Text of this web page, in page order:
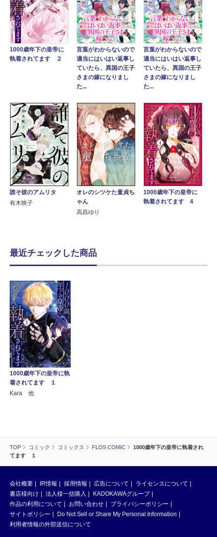
TOP コミック コミックス FLOS COMIC
1000歳年下の皇帝に執着され
てます １
1000歳年下の皇帝に
執着されてます ２
言葉がわからないので
適当にはいはい返事し
ていたら、異国の王子
さまの嫁になりまし
た...
言葉がわからないので
適当にはいはい返事し
ていたら、異国の王子
さまの嫁になりまし
た...
誰そ彼のアムリタ
有木映子
オレのシツケた童貞ち
ゃん
高昌ゆり
1000歳年下の皇帝に
執着されてます 4
最近チェックした商品
1000歳年下の皇帝に執
着されてます １
Kara 他
会社概要 IR情報 採用情報 広告について
ライセンスについて
書店様向け
法人様一括購入
KADOKAWAグループ
作品の利用について
お問い合わせ
プライバシーポリシー
サイトポリシー
Do Not Sell or Share My Personal Information
利用者情報の外部送信について